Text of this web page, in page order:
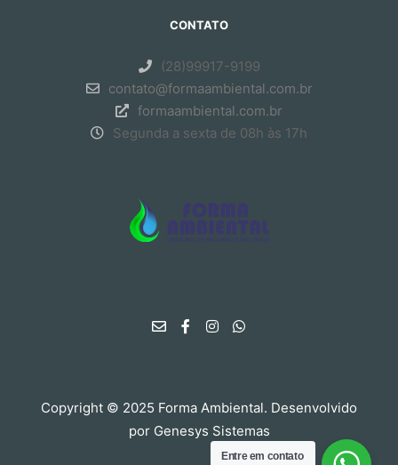
CONTATO
(28)99917-9199
contato@formaambiental.com.br
formaambiental.com.br
Segunda a sexta de 08h às 17h
Copyright © 2025 Forma Ambiental. Desenvolvido
por Genesys Sistemas
Entre em contato